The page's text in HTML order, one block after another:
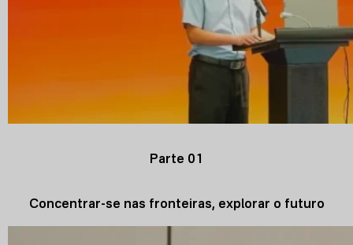
Parte 01
Concentrar-se nas fronteiras, explorar o futuro